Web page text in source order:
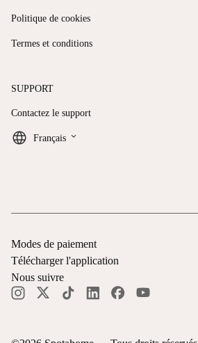
Politique de cookies
Termes et conditions
SUPPORT
Contactez le support
Français keyboard_arrow_down
Modes de paiement
Télécharger l'application
Nous suivre